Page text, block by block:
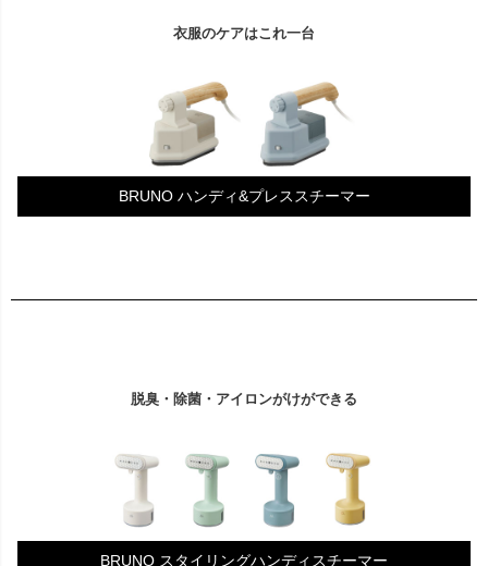
衣服のケアはこれ一台
BRUNO ハンディ&プレススチーマー
脱臭・除菌・アイロンがけができる
BRUNO スタイリングハンディスチーマー